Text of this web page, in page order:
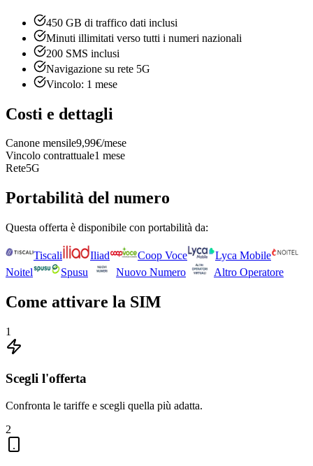
450 GB di traffico dati inclusi
Minuti illimitati verso tutti i numeri nazionali
200 SMS inclusi
Navigazione su rete 5G
Vincolo: 1 mese
Costi e dettagli
Canone mensile9,99€/mese
Vincolo contrattuale1 mese
Rete5G
Portabilità del numero
Questa offerta è disponibile con portabilità da:
Tiscali Iliad Coop Voce
Lyca Mobile
Noitel
Spusu Nuovo Numero Altro Operatore
Come attivare la SIM
1
Scegli l'offerta
Confronta le tariffe e scegli quella più adatta.
2